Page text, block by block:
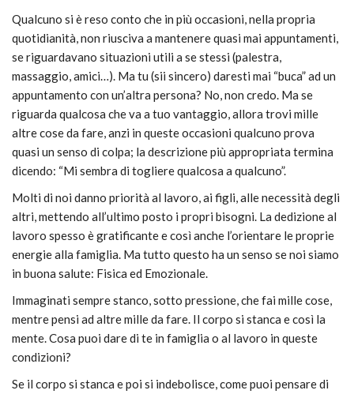
Qualcuno si è reso conto che in più occasioni, nella propria
quotidianità, non riusciva a mantenere quasi mai appuntamenti,
se riguardavano situazioni utili a se stessi (palestra,
massaggio, amici…). Ma tu (sii sincero) daresti mai “buca” ad un
appuntamento con un’altra persona? No, non credo. Ma se
riguarda qualcosa che va a tuo vantaggio, allora trovi mille
altre cose da fare, anzi in queste occasioni qualcuno prova
quasi un senso di colpa; la descrizione più appropriata termina
dicendo: “Mi sembra di togliere qualcosa a qualcuno”.
Molti di noi danno priorità al lavoro, ai figli, alle necessità degli
altri, mettendo all’ultimo posto i propri bisogni. La dedizione al
lavoro spesso è gratificante e così anche l’orientare le proprie
energie alla famiglia. Ma tutto questo ha un senso se noi siamo
in buona salute: Fisica ed Emozionale.
Immaginati sempre stanco, sotto pressione, che fai mille cose,
mentre pensi ad altre mille da fare. Il corpo si stanca e così la
mente. Cosa puoi dare di te in famiglia o al lavoro in queste
condizioni?
Se il corpo si stanca e poi si indebolisce, come puoi pensare di